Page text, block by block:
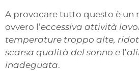
A provocare tutto questo è un
ovvero l’eccessiva attività
temperature troppo alte,
scarsa qualità del sonno e l’
inadeguata.